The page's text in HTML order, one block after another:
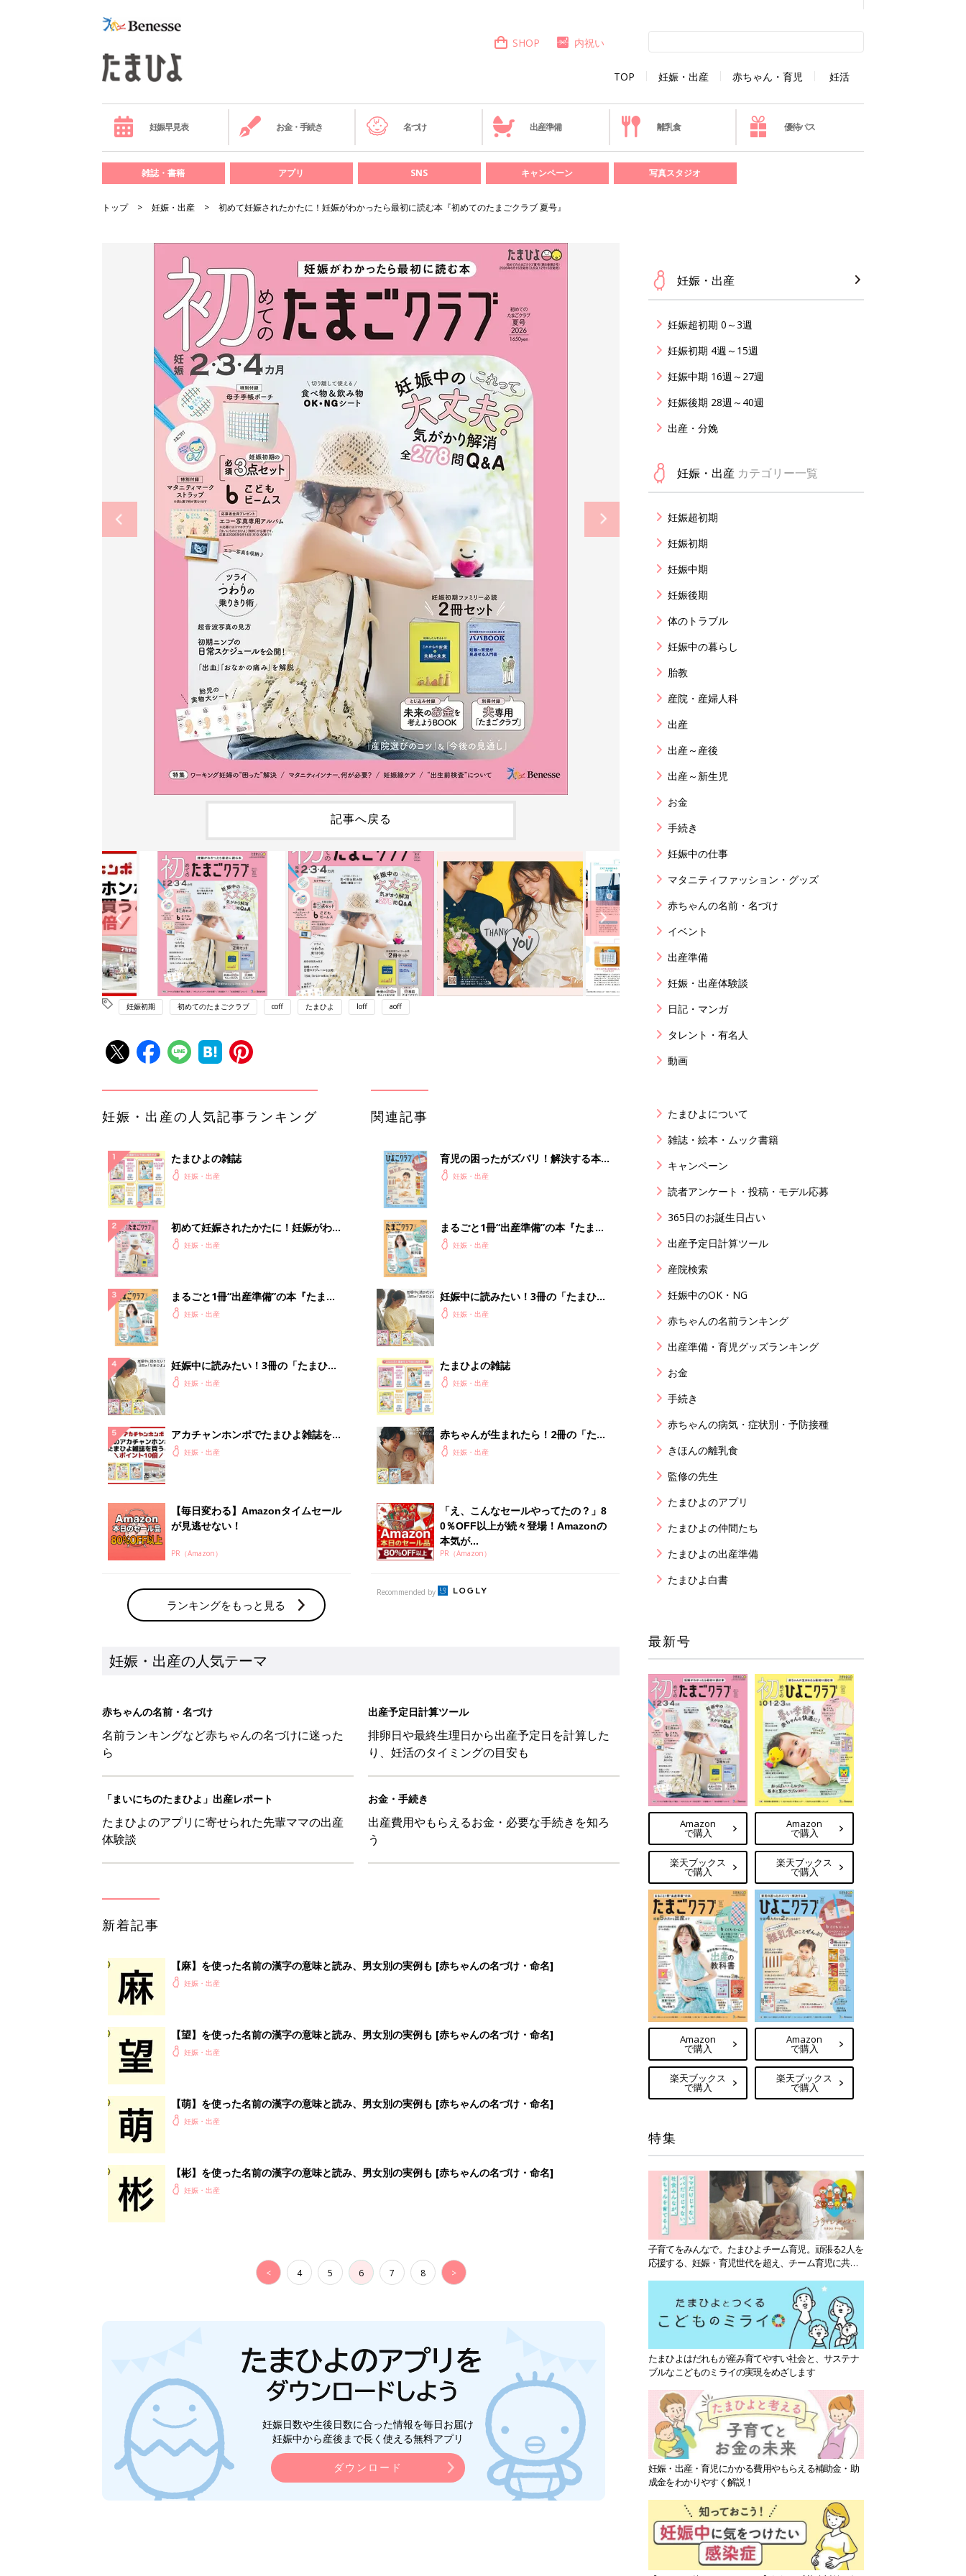
TOP 妊娠・出産 赤ちゃん・育児 妊活
SHOP 内祝い
妊娠早見表 お金・手続き 名づけ 出産準備 離乳食 優待パス
雑誌・書籍 アプリ SNS キャンペーン 写真スタジオ
トップ 妊娠・出産 初めて妊娠されたかたに！妊娠がわかったら最初に読む本『初めてのたまごクラブ 夏号』
記事へ戻る
妊娠初期 初めてのたまごクラブ coff たまひよ loff aoff
妊娠・出産の人気記事ランキング
たまひよの雑誌
妊娠・出産
初めて妊娠されたかたに！妊娠がわか
ったら最初に読む本『初めてのたまご
妊娠・出産
まるごと1冊“出産準備”の本『たまご
クラブ 夏号』〈スペシャル大特集〉
妊娠・出産
妊娠中に読みたい！3冊の「たまひ
よ」妊娠・出産
アカチャンホンポでたまひよ雑誌を買
うとポイント10倍【期間限定】
妊娠・出産
【毎日変わる】Amazonタイムセール
が見逃せない！
PR（Amazon）
ランキングをもっと見る
関連記事
育児の困ったがズバリ！解決する本
『ひよこクラブ 秋号』 4カ月～2才
妊娠・出産
まるごと1冊“出産準備”の本『たまご
クラブ 夏号』〈スペシャル大特集〉
妊娠・出産
妊娠中に読みたい！3冊の「たまひ
よ」妊娠・出産
たまひよの雑誌
妊娠・出産
赤ちゃんが生まれたら！2冊の「たま
ひよ」
妊娠・出産
「え、こんなセールやってたの？」8
0％OFF以上が続々登場！Amazonの
本気が...
PR（Amazon）
Recommended by
妊娠・出産の人気テーマ
赤ちゃんの名前・名づけ
名前ランキングなど赤ちゃんの名づけに迷った
ら
出産予定日計算ツール
排卵日や最終生理日から出産予定日を計算した
り、妊活のタイミングの目安も
「まいにちのたまひよ」出産レポート
たまひよのアプリに寄せられた先輩ママの出産
体験談
お金・手続き
出産費用やもらえるお金・必要な手続きを知ろ
う
新着記事
【麻】を使った名前の漢字の意味と読み、男女別の実例も [赤ちゃんの名づけ・命名]
妊娠・出産
【望】を使った名前の漢字の意味と読み、男女別の実例も [赤ちゃんの名づけ・命名]
妊娠・出産
【萌】を使った名前の漢字の意味と読み、男女別の実例も [赤ちゃんの名づけ・命名]
妊娠・出産
【彬】を使った名前の漢字の意味と読み、男女別の実例も [赤ちゃんの名づけ・命名]
妊娠・出産
< 4 5 6 7 8 >
妊娠日数や生後日数に合った情報を毎日お届け
妊娠中から産後まで長く使える無料アプリ
ダウンロード
妊娠・出産
妊娠超初期 0～3週
妊娠初期 4週～15週
妊娠中期 16週～27週
妊娠後期 28週～40週
出産・分娩
妊娠・出産 カテゴリー一覧
妊娠超初期
妊娠初期
妊娠中期
妊娠後期
体のトラブル
妊娠中の暮らし
胎教
産院・産婦人科
出産
出産～産後
出産～新生児
お金
手続き
妊娠中の仕事
マタニティファッション・グッズ
赤ちゃんの名前・名づけ
イベント
出産準備
妊娠・出産体験談
日記・マンガ
タレント・有名人
動画
たまひよについて
雑誌・絵本・ムック書籍
キャンペーン
読者アンケート・投稿・モデル応募
365日のお誕生日占い
出産予定日計算ツール
産院検索
妊娠中のOK・NG
赤ちゃんの名前ランキング
出産準備・育児グッズランキング
お金
手続き
赤ちゃんの病気・症状別・予防接種
きほんの離乳食
監修の先生
たまひよのアプリ
たまひよの仲間たち
たまひよの出産準備
たまひよ白書
最新号
Amazon
で購入
楽天ブックス
で購入
Amazon
で購入
楽天ブックス
で購入
Amazon
で購入
楽天ブックス
で購入
Amazon
で購入
楽天ブックス
で購入
特集
子育てをみんなで。たまひよチーム育児。頑張る2人を
応援する、妊娠・育児世代を超え、チーム育児に共感
たまひよはだれもが産み育てやすい社会と、サステナ
ブルなこどものミライの実現をめざします
妊娠・出産・育児にかかる費用やもらえる補助金・助
成金をわかりやすく解説！